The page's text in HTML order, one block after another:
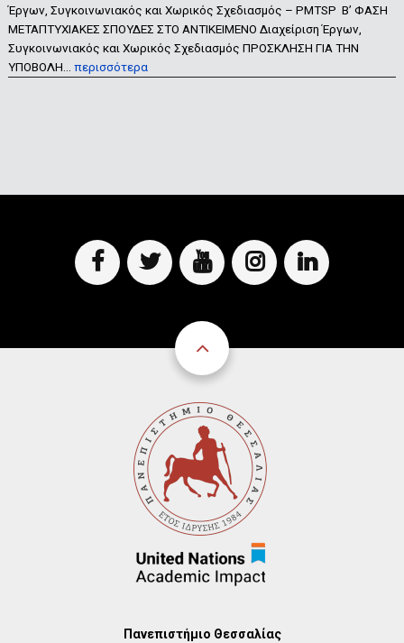
Έργων, Συγκοινωνιακός και Χωρικός Σχεδιασμός – PMTSP Β’ ΦΑΣΗ
ΜΕΤΑΠΤΥΧΙΑΚΕΣ ΣΠΟΥΔΕΣ ΣΤΟ ΑΝΤΙΚΕΙΜΕΝΟ Διαχείριση Έργων,
Συγκοινωνιακός και Χωρικός Σχεδιασμός ΠΡΟΣΚΛΗΣΗ ΓΙΑ ΤΗΝ
ΥΠΟΒΟΛΗ… περισσότερα
Πανεπιστήμιο Θεσσαλίας